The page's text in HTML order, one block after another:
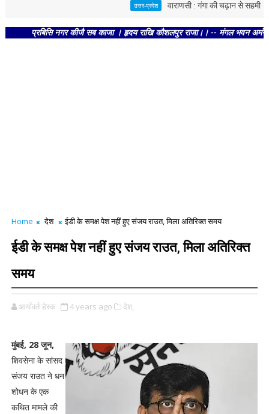
उत्तर-प्रदेश वाराणसी : गंगा की चढ़ान से सहमी काशी :
प्रबिसि नगर कीजै सब काजा । हृदय राखि कौशलपुर राजा।। -- मंगल भवन अमंगल
Home देश ईडी के समक्ष पेश नहीं हुए संजय राउत, मिला अतिरिक्त समय
ईडी के समक्ष पेश नहीं हुए संजय राउत, मिला अतिरिक्त
समय
आर्यावर्त डेस्क 4 years ago देश,
मुंबई, 28 जून,
शिवसेना के सांसद
संजय राउत ने धन
शोधन के एक
कथित मामले की